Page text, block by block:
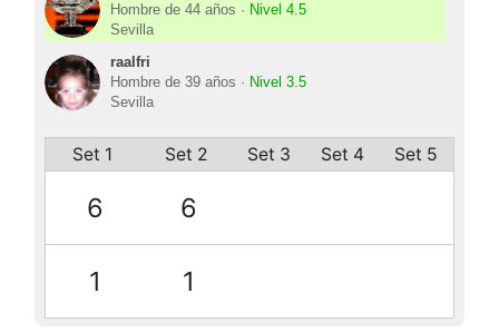
Hombre de 44 años · Nivel 4.5
Sevilla
raalfri
Hombre de 39 años · Nivel 3.5
Sevilla
Set 1 Set 2 Set 3 Set 4 Set 5
6 6
1 1